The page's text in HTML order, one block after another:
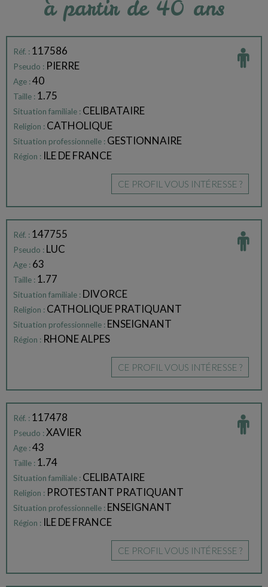
à partir de 40 ans
Réf. : 117586
Pseudo : PIERRE
Age :40
Taille : 1.75
Situation familiale : CELIBATAIRE
Religion : CATHOLIQUE
Situation professionnelle : GESTIONNAIRE
Région : ILE DE FRANCE
CE PROFIL VOUS INTÉRESSE ?
Réf. : 147755
Pseudo : LUC
Age : 63
Taille : 1.77
Situation familiale : DIVORCE
Religion : CATHOLIQUE PRATIQUANT
Situation professionnelle : ENSEIGNANT
Région : RHONE ALPES
CE PROFIL VOUS INTÉRESSE ?
Réf. : 117478
Pseudo :XAVIER
Age :43
Taille : 1.74
Situation familiale : CELIBATAIRE
Religion : PROTESTANT PRATIQUANT
Situation professionnelle : ENSEIGNANT
Région : ILE DE FRANCE
CE PROFIL VOUS INTÉRESSE ?